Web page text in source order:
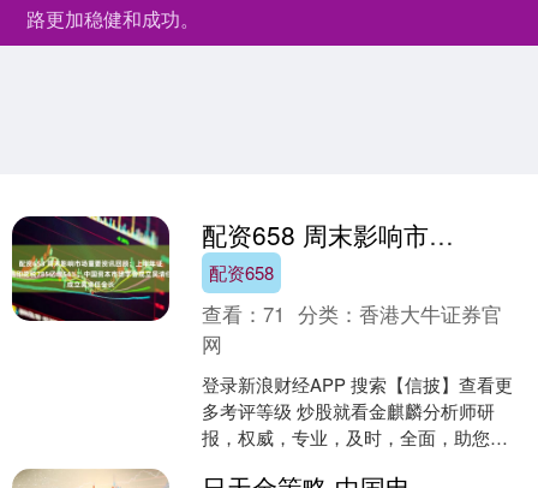
路更加稳健和成功。
配资658 周末影响市场重要资讯回顾：上半年证券交易印花税785亿增54%，中国资本市场学会成立吴清任会长
配资658
查看：71 分类：香港大牛证券官
网
登录新浪财经APP 搜索【信披】查看更
多考评等级 炒股就看金麒麟分析师研
报，权威，专业，及时，全面，助您挖